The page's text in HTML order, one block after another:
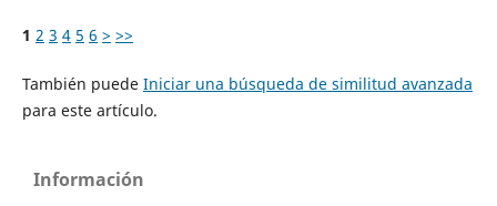
1 2 3 4 5 6 > >>
También puede Iniciar una búsqueda de similitud avanzada
para este artículo.
Información